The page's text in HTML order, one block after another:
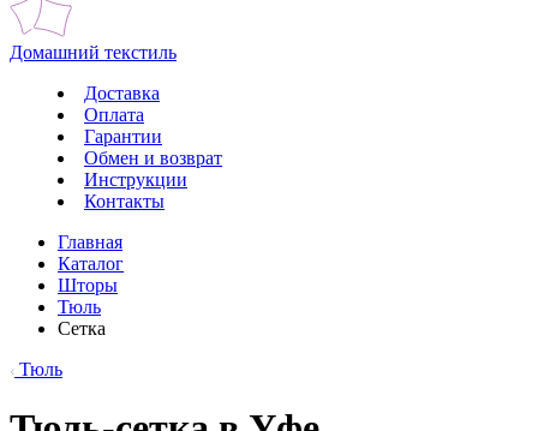
Домашний текстиль
Доставка
Оплата
Гарантии
Обмен и возврат
Инструкции
Контакты
Главная
Каталог
Шторы
Тюль
Сетка
Тюль